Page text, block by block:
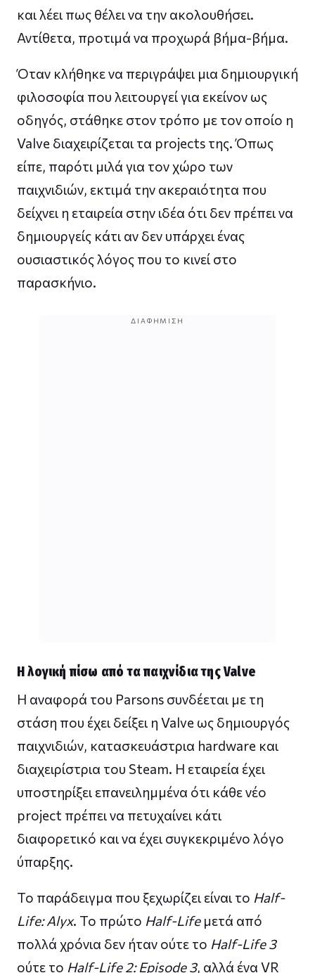
και λέει πως θέλει να την ακολουθήσει.
Αντίθετα, προτιμά να προχωρά βήμα-βήμα.
Όταν κλήθηκε να περιγράψει μια δημιουργική
φιλοσοφία που λειτουργεί για εκείνον ως
οδηγός, στάθηκε στον τρόπο με τον οποίο η
Valve διαχειρίζεται τα projects της. Όπως
είπε, παρότι μιλά για τον χώρο των
παιχνιδιών, εκτιμά την ακεραιότητα που
δείχνει η εταιρεία στην ιδέα ότι δεν πρέπει να
δημιουργείς κάτι αν δεν υπάρχει ένας
ουσιαστικός λόγος που το κινεί στο
παρασκήνιο.
ΔΙΑΦΉΜΙΣΗ
Η λογική πίσω από τα παιχνίδια της Valve
Η αναφορά του Parsons συνδέεται με τη
στάση που έχει δείξει η Valve ως δημιουργός
παιχνιδιών, κατασκευάστρια hardware και
διαχειρίστρια του Steam. Η εταιρεία έχει
υποστηρίξει επανειλημμένα ότι κάθε νέο
project πρέπει να πετυχαίνει κάτι
διαφορετικό και να έχει συγκεκριμένο λόγο
ύπαρξης.
Το παράδειγμα που ξεχωρίζει είναι το Half-
Life: Alyx. Το πρώτο Half-Lifeμετά από
πολλά χρόνια δεν ήταν ούτε το Half-Life 3
ούτε το Half-Life 2: Episode 3, αλλά ένα VR